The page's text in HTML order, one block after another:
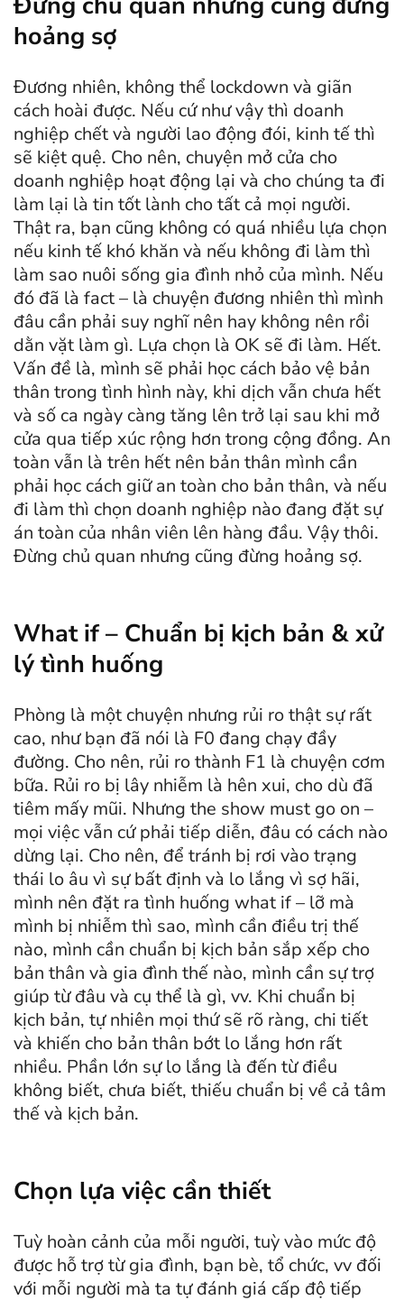
hoảng sợ
Đương nhiên, không thể lockdown và giãn
cách hoài được. Nếu cứ như vậy thì doanh
nghiệp chết và người lao động đói, kinh tế thì
sẽ kiệt quệ. Cho nên, chuyện mở cửa cho
doanh nghiệp hoạt động lại và cho chúng ta đi
làm lại là tin tốt lành cho tất cả mọi người.
Thật ra, bạn cũng không có quá nhiều lựa chọn
nếu kinh tế khó khăn và nếu không đi làm thì
làm sao nuôi sống gia đình nhỏ của mình. Nếu
đó đã là fact – là chuyện đương nhiên thì mình
đâu cần phải suy nghĩ nên hay không nên rồi
dằn vặt làm gì. Lựa chọn là OK sẽ đi làm. Hết.
Vấn đề là, mình sẽ phải học cách bảo vệ bản
thân trong tình hình này, khi dịch vẫn chưa hết
và số ca ngày càng tăng lên trở lại sau khi mở
cửa qua tiếp xúc rộng hơn trong cộng đồng. An
toàn vẫn là trên hết nên bản thân mình cần
phải học cách giữ an toàn cho bản thân, và nếu
đi làm thì chọn doanh nghiệp nào đang đặt sự
án toàn của nhân viên lên hàng đầu. Vậy thôi.
Đừng chủ quan nhưng cũng đừng hoảng sợ.
What if – Chuẩn bị kịch bản & xử
lý tình huống
Phòng là một chuyện nhưng rủi ro thật sự rất
cao, như bạn đã nói là F0 đang chạy đầy
đường. Cho nên, rủi ro thành F1 là chuyện cơm
bữa. Rủi ro bị lây nhiễm là hên xui, cho dù đã
tiêm mấy mũi. Nhưng the show must go on –
mọi việc vẫn cứ phải tiếp diễn, đâu có cách nào
dừng lại. Cho nên, để tránh bị rơi vào trạng
thái lo âu vì sự bất định và lo lắng vì sợ hãi,
mình nên đặt ra tình huống what if – lỡ mà
mình bị nhiễm thì sao, mình cần điều trị thế
nào, mình cần chuẩn bị kịch bản sắp xếp cho
bản thân và gia đình thế nào, mình cần sự trợ
giúp từ đâu và cụ thể là gì, vv. Khi chuẩn bị
kịch bản, tự nhiên mọi thứ sẽ rõ ràng, chi tiết
và khiến cho bản thân bớt lo lắng hơn rất
nhiều. Phần lớn sự lo lắng là đến từ điều
không biết, chưa biết, thiếu chuẩn bị về cả tâm
thế và kịch bản.
Chọn lựa việc cần thiết
Tuỳ hoàn cảnh của mỗi người, tuỳ vào mức độ
được hỗ trợ từ gia đình, bạn bè, tổ chức, vv đối
với mỗi người mà ta tự đánh giá cấp độ tiếp